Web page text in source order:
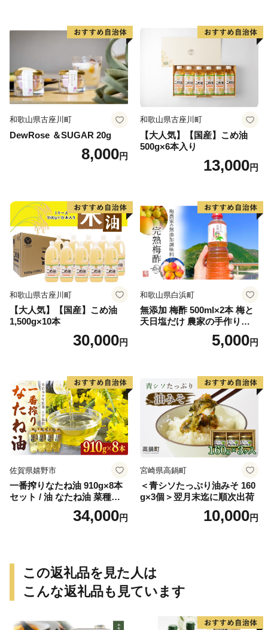
和歌山県古座川町
DewRose ＆SUGAR 20g
8,000円
和歌山県古座川町
【大人気】【国産】こめ油
500g×6本入り
13,000円
和歌山県古座川町
【大人気】【国産】こめ油
1,500g×10本
30,000円
和歌山県白浜町
無添加 梅酢 500ml×2本 梅と
天日塩だけ 農家の手作り完
5,000円
佐賀県嬉野市
一番搾りなたね油 910g×8本
セット / 油 なたね油 菜種油
ナタネ【山下製油】 [NBE00
34,000円
宮崎県高鍋町
＜青シソたっぷり油みそ 160
g×3個＞翌月末迄に順次出荷
10,000円
この返礼品を見た人は
こんな返礼品も見ています